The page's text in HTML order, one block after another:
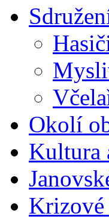
Okolí
Kultura
Krizové